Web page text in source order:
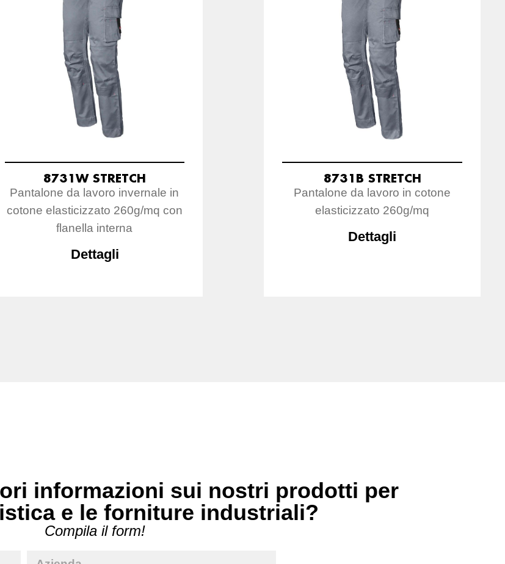
8731W STRETCH
Pantalone da lavoro invernale in
cotone elasticizzato 260g/mq con
flanella interna
Dettagli
8731B STRETCH
Pantalone da lavoro in cotone
elasticizzato 260g/mq
Dettagli
informazioni sui nostri prodotti per
e le forniture industriali?
Compila il form!